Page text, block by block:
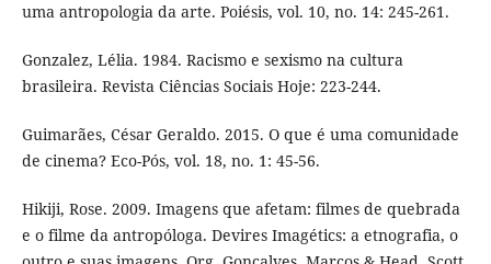
uma antropologia da arte. Poiésis, vol. 10, no. 14: 245-261.
Gonzalez, Lélia. 1984. Racismo e sexismo na cultura
brasileira. Revista Ciências Sociais Hoje: 223-244.
Guimarães, César Geraldo. 2015. O que é uma comunidade
de cinema? Eco-Pós, vol. 18, no. 1: 45-56.
Hikiji, Rose. 2009. Imagens que afetam: filmes de quebrada
e o filme da antropóloga. Devires Imagétics: a etnografia, o